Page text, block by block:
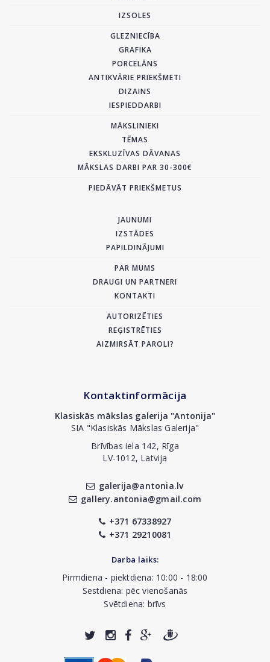
IZSOLES
GLEZNIECĪBA
GRAFIKA
PORCELĀNS
ANTIKVĀRIE PRIEKŠMETI
DIZAINS
IESPIEDDARBI
MĀKSLINIEKI
TĒMAS
EKSKLUZĪVAS DĀVANAS
MĀKSLAS DARBI PAR 30-300€
PIEDĀVĀT PRIEKŠMETUS
JAUNUMI
IZSTĀDES
PAPILDINĀJUMI
PAR MUMS
DRAUGI UN PARTNERI
KONTAKTI
AUTORIZĒTIES
REĢISTRĒTIES
AIZMIRSĀT PAROLI?
Kontaktinformācija
Klasiskās mākslas galerija "Antonija"
SIA "Klasiskās Mākslas Galerija"
Brīvības iela 142, Rīga
LV-1012, Latvija
galerija@antonia.lv
gallery.antonia@gmail.com
+371 67338927
+371 29210081
Darba laiks:
Pirmdiena - piektdiena: 10:00 - 18:00
Sestdiena: pēc vienošanās
Svētdiena: brīvs